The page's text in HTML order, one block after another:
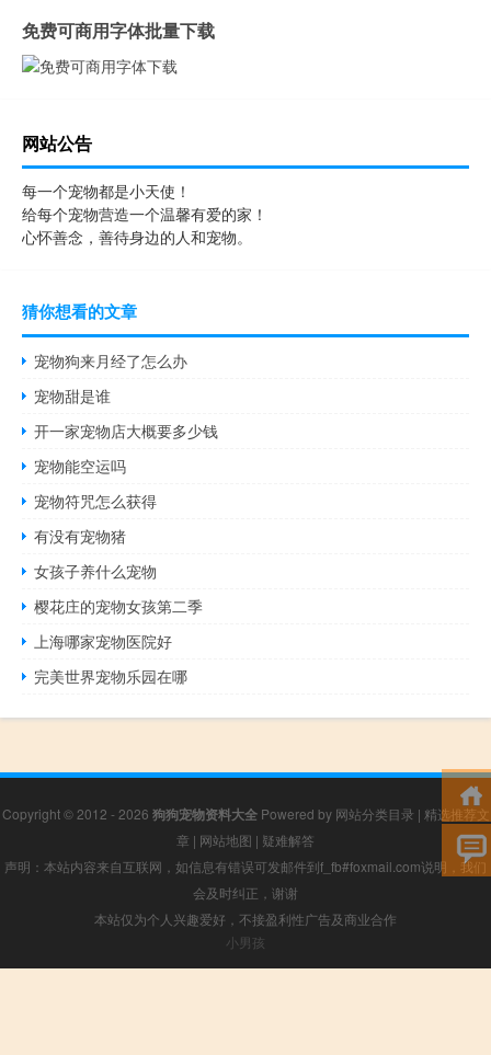
免费可商用字体批量下载
网站公告
每一个宠物都是小天使！
给每个宠物营造一个温馨有爱的家！
心怀善念，善待身边的人和宠物。
猜你想看的文章
宠物狗来月经了怎么办
宠物甜是谁
开一家宠物店大概要多少钱
宠物能空运吗
宠物符咒怎么获得
有没有宠物猪
女孩子养什么宠物
樱花庄的宠物女孩第二季
上海哪家宠物医院好
完美世界宠物乐园在哪
Copyright © 2012 - 2026 狗狗宠物资料大全Powered by 网站分类目录 | 精选推荐文
章 | 网站地图 | 疑难解答
声明：本站内容来自互联网，如信息有错误可发邮件到f_fb#foxmail.com说明，我们
会及时纠正，谢谢
本站仅为个人兴趣爱好，不接盈利性广告及商业合作
小男孩